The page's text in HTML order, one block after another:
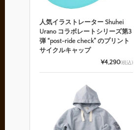
人気イラストレーター Shuhei
Urano コラボレートシリーズ第3
弾 “post-ride check” のプリント
サイクルキャップ
¥4,290(税込)